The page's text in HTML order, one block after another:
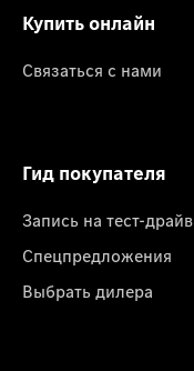
Купить онлайн
Связаться с нами
Гид покупателя
Запись на тест-драйв
Спецпредложения
Выбрать дилера